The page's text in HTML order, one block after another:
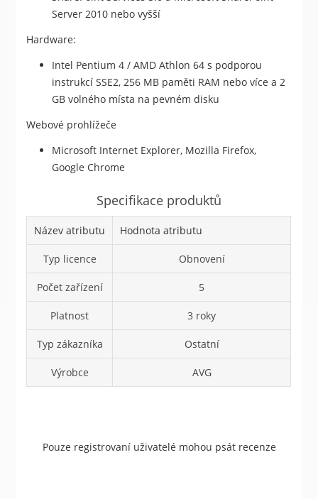
Server 2010 nebo vyšší
Hardware:
Intel Pentium 4 / AMD Athlon 64 s podporou
instrukcí SSE2, 256 MB paměti RAM nebo více a 2
GB volného místa na pevném disku
Webové prohlížeče
Microsoft Internet Explorer, Mozilla Firefox,
Google Chrome
Specifikace produktů
Název atributu Hodnota atributu
Typ licence Obnovení
Počet zařízení 5
Platnost 3 roky
Typ zákazníka Ostatní
Výrobce AVG
Pouze registrovaní uživatelé mohou psát recenze